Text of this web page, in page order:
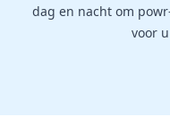
dag en nacht om
voor